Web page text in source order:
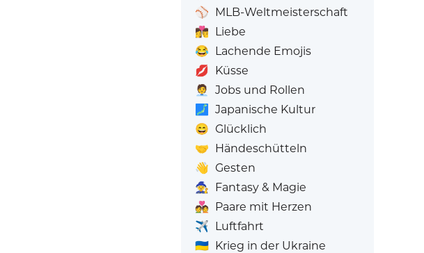
⚾ MLB-Weltmeisterschaft
👩‍❤️‍💋‍👨 Liebe
😂 Lachende Emojis
💋 Küsse
🧑‍💼
Jobs und Rollen
🗾 Japanische Kultur
😄 Glücklich
🤝 Händeschütteln
👋 Gesten
🧙 Fantasy & Magie
💑 Paare mit Herzen
✈️ Luftfahrt
🇺🇦 Krieg in der Ukraine